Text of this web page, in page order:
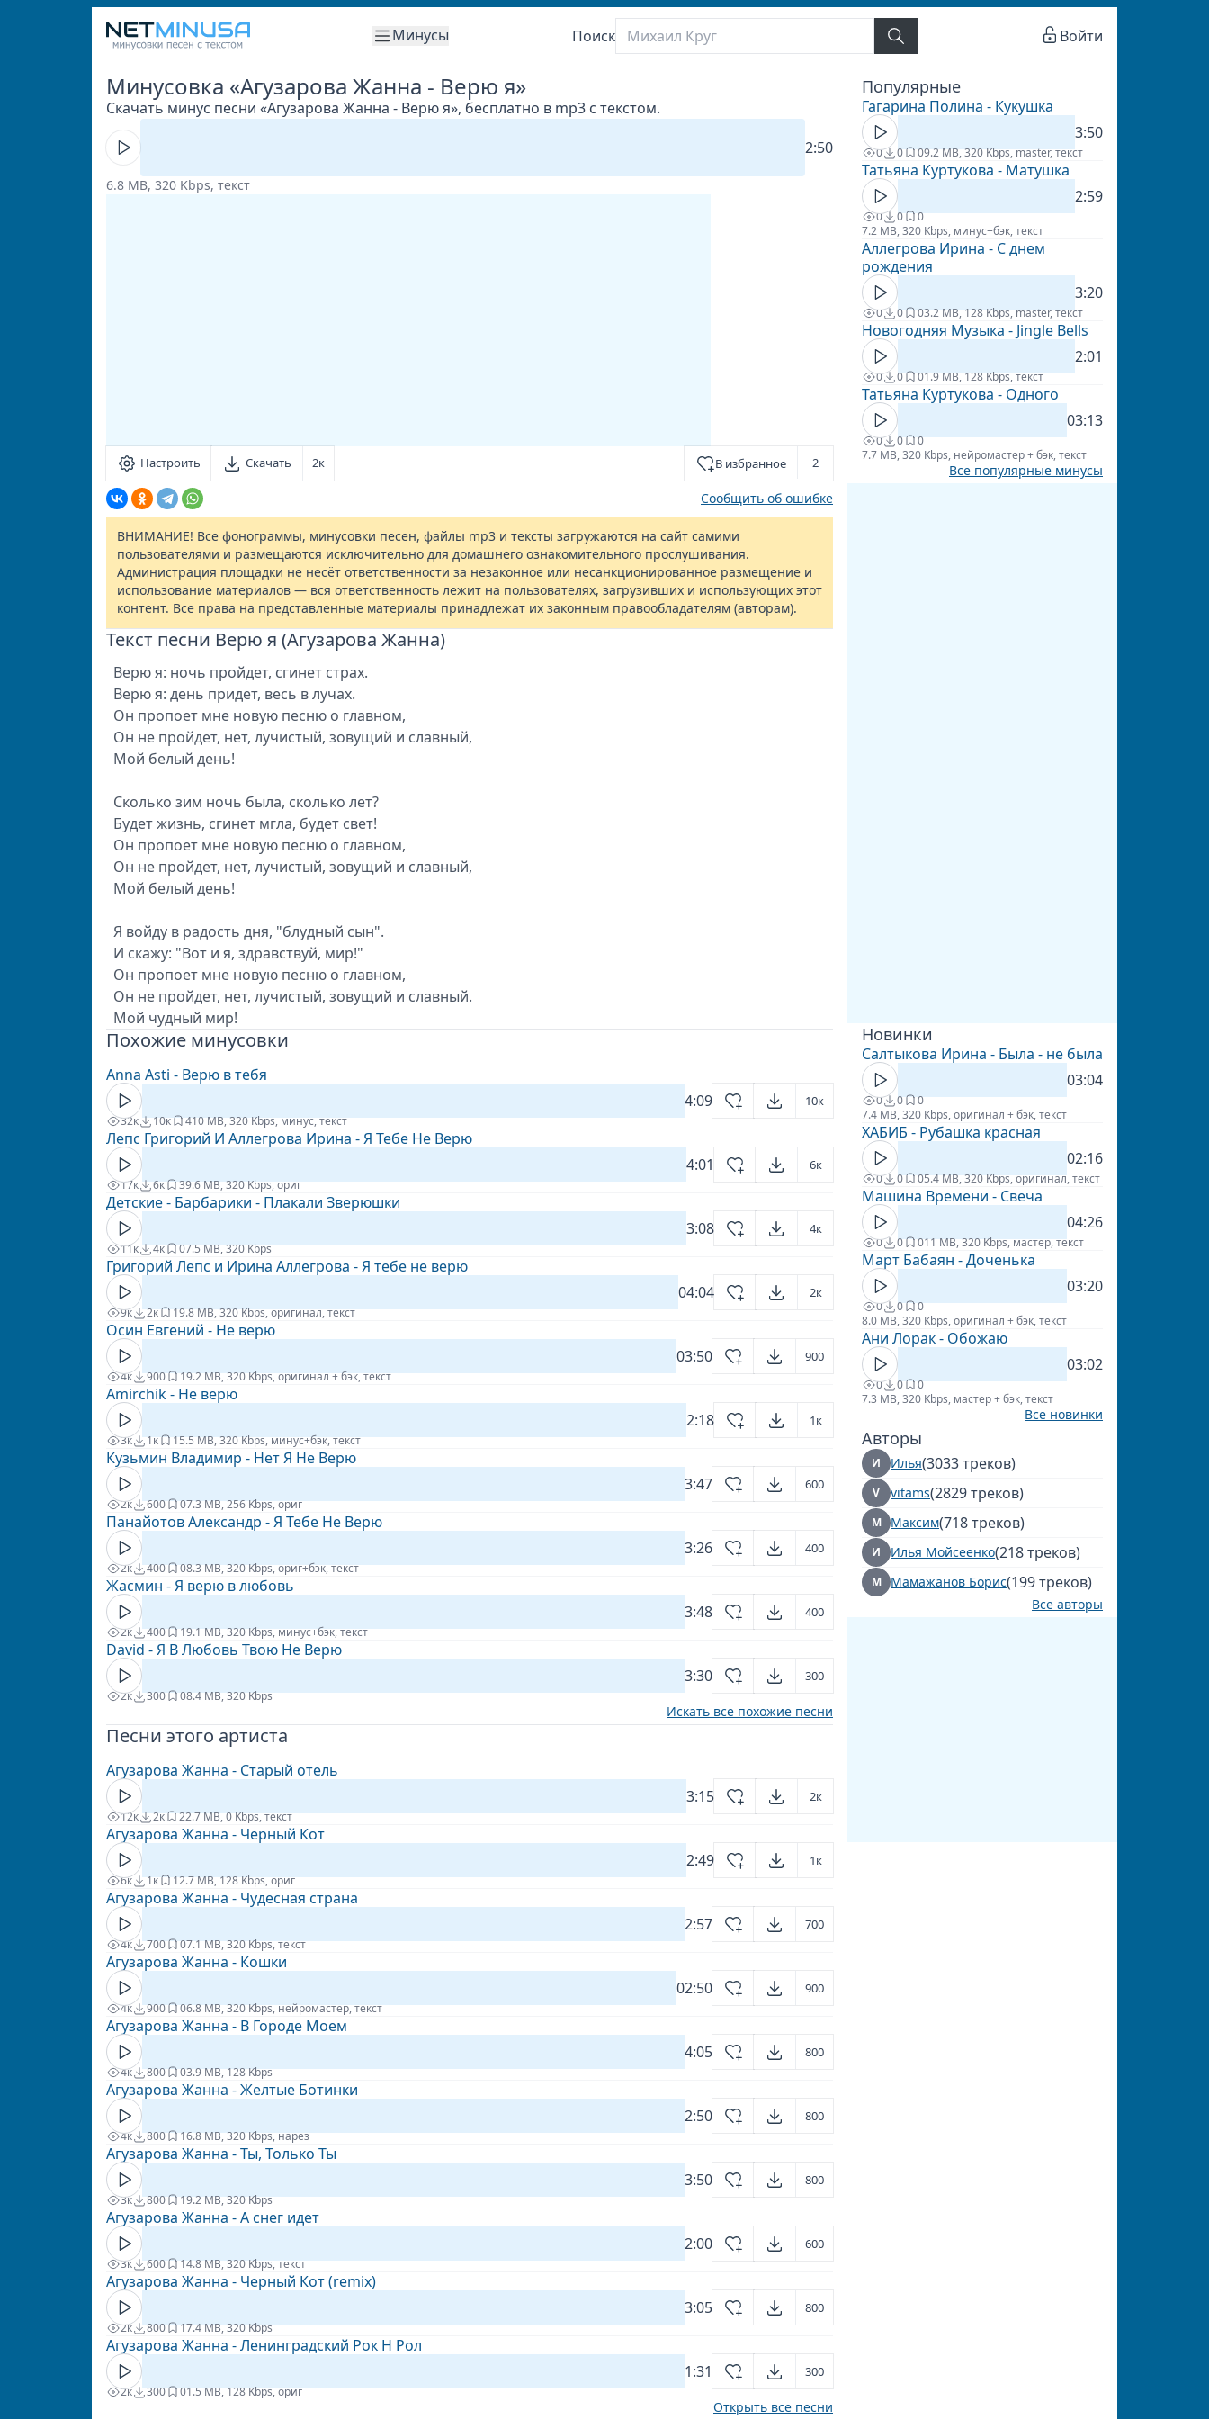
Минусы Поиск Войти
Минусовка «Агузарова Жанна - Верю я»
Скачать минус песни «Агузарова Жанна - Верю я», бесплатно в mp3 с текстом.
2:50
6.8 MB, 320 Kbps, текст
Настроить Скачать 2к В избранное 2
Сообщить об ошибке
ВНИМАНИЕ! Все фонограммы, минусовки песен, файлы mp3 и тексты загружаются на сайт самими
пользователями и размещаются исключительно для домашнего ознакомительного прослушивания.
Администрация площадки не несёт ответственности за незаконное или несанкционированное размещение и
использование материалов — вся ответственность лежит на пользователях, загрузивших и использующих этот
контент. Все права на представленные материалы принадлежат их законным правообладателям (авторам).
Текст песни Верю я (Агузарова Жанна)
Верю я: ночь пройдет, сгинет страх.
Верю я: день придет, весь в лучах.
Он пропоет мне новую песню о главном,
Он не пройдет, нет, лучистый, зовущий и славный,
Мой белый день!
Сколько зим ночь была, сколько лет?
Будет жизнь, сгинет мгла, будет свет!
Он пропоет мне новую песню о главном,
Он не пройдет, нет, лучистый, зовущий и славный,
Мой белый день!
Я войду в радость дня, "блудный сын".
И скажу: "Вот и я, здравствуй, мир!"
Он пропоет мне новую песню о главном,
Он не пройдет, нет, лучистый, зовущий и славный.
Мой чудный мир!
Похожие минусовки
Anna Asti - Верю в тебя
4:09
10к
32к 10к 410 MB, 320 Kbps, минус, текст
Лепс Григорий И Аллегрова Ирина - Я Тебе Не Верю
4:01
6к
17к 6к 39.6 MB, 320 Kbps, ориг
Детские - Барбарики - Плакали Зверюшки
3:08
4к
11к 4к 07.5 MB, 320 Kbps
Григорий Лепс и Ирина Аллегрова - Я тебе не верю
04:04
2к
9к 2к 19.8 MB, 320 Kbps, оригинал, текст
Осин Евгений - Не верю
03:50
900
4к 900 19.2 MB, 320 Kbps, оригинал + бэк, текст
Amirchik - Не верю
2:18
1к
3к 1к 15.5 MB, 320 Kbps, минус+бэк, текст
Кузьмин Владимир - Нет Я Не Верю
3:47
600
2к 600 07.3 MB, 256 Kbps, ориг
Панайотов Александр - Я Тебе Не Верю
3:26
400
2к 400 08.3 MB, 320 Kbps, ориг+бэк, текст
Жасмин - Я верю в любовь
3:48
400
2к 400 19.1 MB, 320 Kbps, минус+бэк, текст
David - Я В Любовь Твою Не Верю
3:30
300
2к 300 08.4 MB, 320 Kbps
Искать все похожие песни
Песни этого артиста
Агузарова Жанна - Старый отель
3:15
2к
12к 2к 22.7 MB, 0 Kbps, текст
Агузарова Жанна - Черный Кот
2:49
1к
6к 1к 12.7 MB, 128 Kbps, ориг
Агузарова Жанна - Чудесная страна
2:57
700
4к 700 07.1 MB, 320 Kbps, текст
Агузарова Жанна - Кошки
02:50
900
4к 900 06.8 MB, 320 Kbps, нейромастер, текст
Агузарова Жанна - В Городе Моем
4:05
800
4к 800 03.9 MB, 128 Kbps
Агузарова Жанна - Желтые Ботинки
2:50
800
4к 800 16.8 MB, 320 Kbps, нарез
Агузарова Жанна - Ты, Только Ты
3:50
800
3к 800 19.2 MB, 320 Kbps
Агузарова Жанна - А снег идет
2:00
600
3к 600 14.8 MB, 320 Kbps, текст
Агузарова Жанна - Черный Кот (remix)
3:05
800
2к 800 17.4 MB, 320 Kbps
Агузарова Жанна - Ленинградский Рок Н Рол
1:31
300
2к 300 01.5 MB, 128 Kbps, ориг
Открыть все песни
Популярные
Гагарина Полина - Кукушка
3:50
0 0 09.2 MB, 320 Kbps, master, текст
Татьяна Куртукова - Матушка
2:59
0 0
0
7.2 MB, 320 Kbps, минус+бэк, текст
Аллегрова Ирина - С днем
рождения
3:20
0 0 03.2 MB, 128 Kbps, master, текст
Новогодняя Музыка - Jingle Bells
2:01
0 0 01.9 MB, 128 Kbps, текст
Татьяна Куртукова - Одного
03:13
0 0
0
7.7 MB, 320 Kbps, нейромастер + бэк, текст
Все популярные минусы
Новинки
Салтыкова Ирина - Была - не была
03:04
0 0
0
7.4 MB, 320 Kbps, оригинал + бэк, текст
ХАБИБ - Рубашка красная
02:16
0 0 05.4 MB, 320 Kbps, оригинал, текст
Машина Времени - Свеча
04:26
0 0 011 MB, 320 Kbps, мастер, текст
Март Бабаян - Доченька
03:20
0 0
0
8.0 MB, 320 Kbps, оригинал + бэк, текст
Ани Лорак - Обожаю
03:02
0 0
0
7.3 MB, 320 Kbps, мастер + бэк, текст
Все новинки
Авторы
И Илья(3033 треков)
V vitams(2829 треков)
М Максим(718 треков)
И Илья Мойсеенко(218 треков)
М Мамажанов Борис(199 треков)
Все авторы